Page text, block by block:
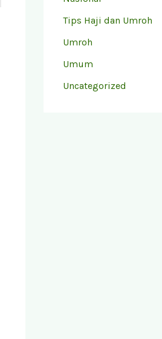
Tips Haji dan Umroh
Umroh
Umum
Uncategorized